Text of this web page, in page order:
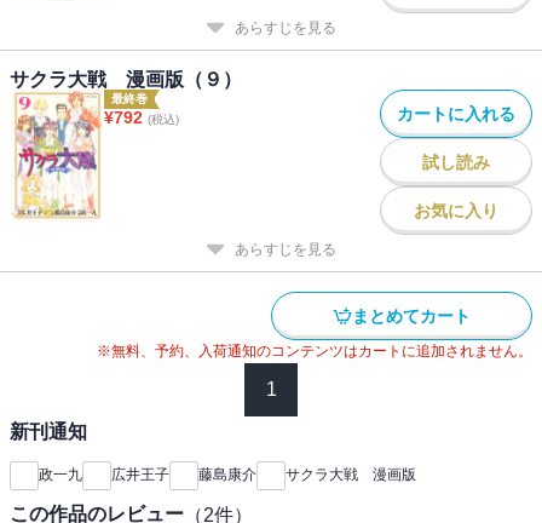
あらすじを見る
サクラ大戦 漫画版（９）
最終巻
¥792 (税込) カートに入れる
試し読み
お気に入り
あらすじを見る
まとめてカート
※無料、予約、入荷通知のコンテンツはカートに追加されません。
1
新刊通知
政一九 広井王子 藤島康介 サクラ大戦 漫画版
この作品のレビュー （2件）